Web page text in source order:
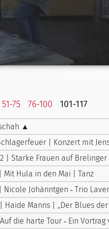
51-75 76-100 101-117
▲
| Konzert mit
| Starke Frauen auf
Mit Hula in den Mai | Tanz
Nicole Johänntgen ‑ Trio
Haide Manns | „Der Blues der
die harte Tour ‑ Ein Vortrag